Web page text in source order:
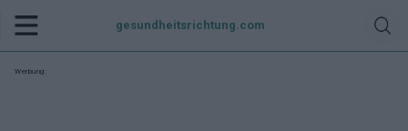
gesundheitsrichtung.com
Werbung: